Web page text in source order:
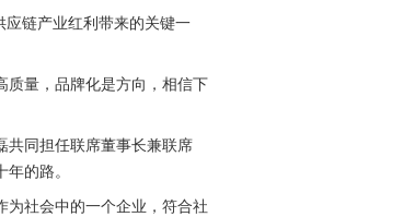
链产业红利带来的关键一
质量，品牌化是方向，相信下
共同担任联席董事长兼联席
的路。
社会中的一个企业，符合社